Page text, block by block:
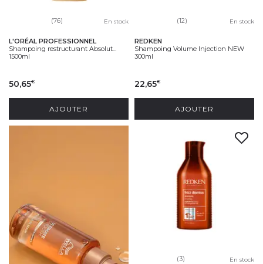
(76) En stock
L'ORÉAL PROFESSIONNEL
Shampoing restructurant Absolut...
1500ml
50,65€
AJOUTER
(12) En stock
REDKEN
Shampoing Volume Injection NEW
300ml
22,65€
AJOUTER
(3) En stock